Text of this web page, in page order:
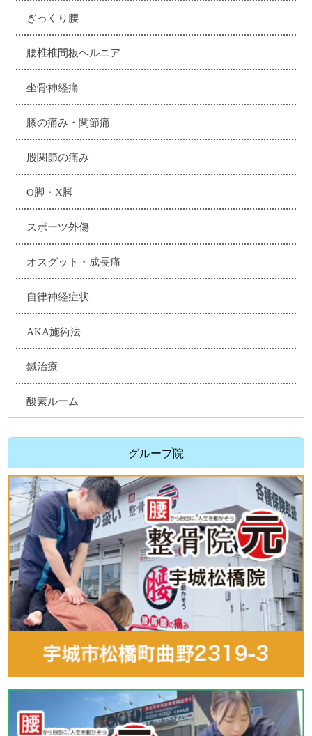
ぎっくり腰
腰椎椎間板ヘルニア
坐骨神経痛
膝の痛み・関節痛
股関節の痛み
O脚・X脚
スポーツ外傷
オスグット・成長痛
自律神経症状
AKA施術法
鍼治療
酸素ルーム
グループ院